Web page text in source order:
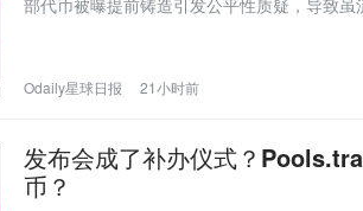
部代币被曝提前铸造引发公平性质疑，导致
Odaily星球日报 21小时前
发布会成了补办仪式？
币？